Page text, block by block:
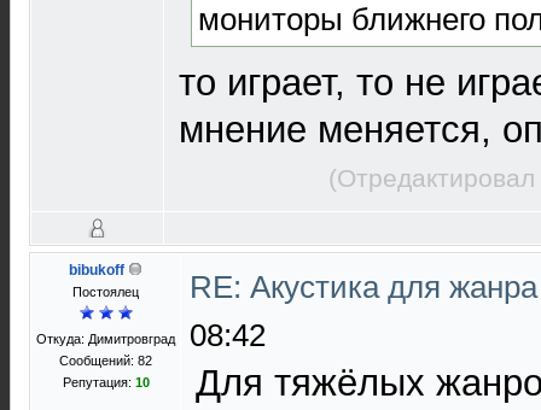
мониторы ближнего
то играет, то не
мнение меняется,
bibukoff
Постоялец
Откуда: Димитровград
Сообщений: 82
Репутация: 10
RE: Акустика для
08:42
Для тяжёлых